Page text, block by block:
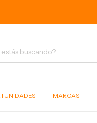
MARCAS